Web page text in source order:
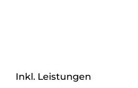
Inkl. Leistungen